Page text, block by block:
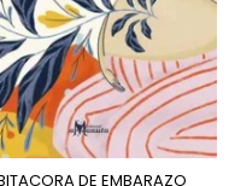
BITACORA DE EMBARAZO